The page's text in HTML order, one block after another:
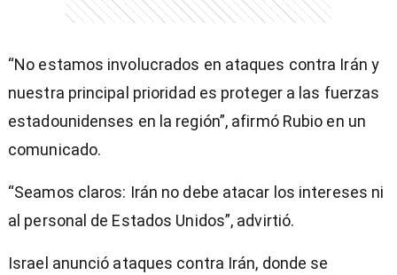
“No estamos involucrados en ataques contra Irán y
nuestra principal prioridad es proteger a las fuerzas
estadounidenses en la región”, afirmó Rubio en un
comunicado.
“Seamos claros: Irán no debe atacar los intereses ni
al personal de Estados Unidos”, advirtió.
Israel anunció ataques contra Irán, donde se